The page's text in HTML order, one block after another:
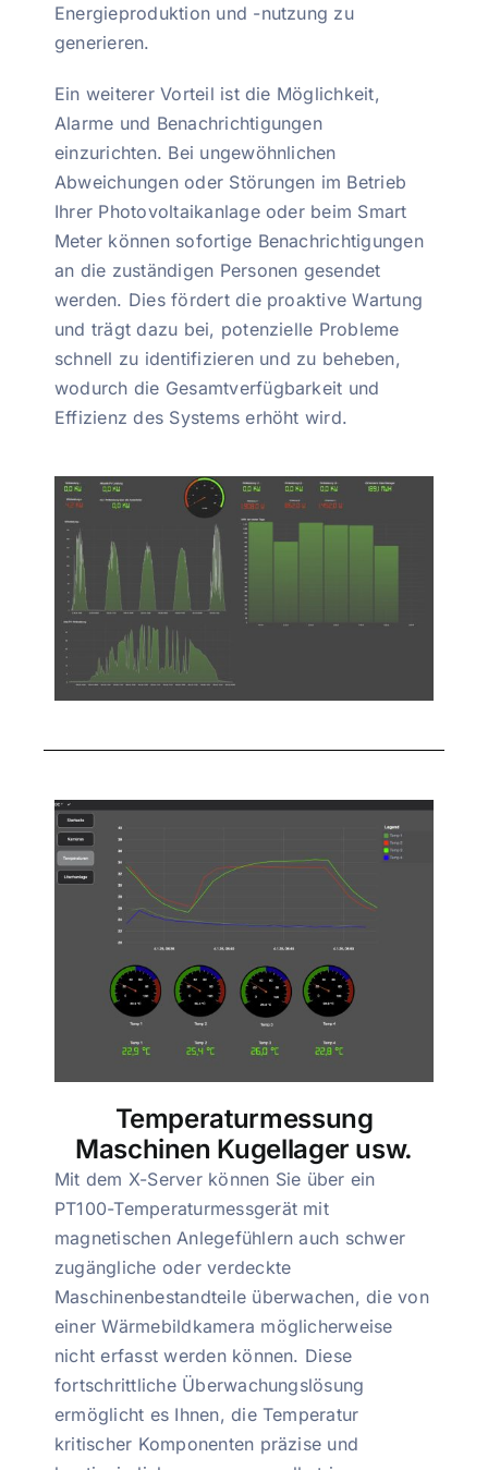
Energieproduktion und -nutzung zu
generieren.
Ein weiterer Vorteil ist die Möglichkeit,
Alarme und Benachrichtigungen
einzurichten. Bei ungewöhnlichen
Abweichungen oder Störungen im Betrieb
Ihrer Photovoltaikanlage oder beim Smart
Meter können sofortige Benachrichtigungen
an die zuständigen Personen gesendet
werden. Dies fördert die proaktive Wartung
und trägt dazu bei, potenzielle Probleme
schnell zu identifizieren und zu beheben,
wodurch die Gesamtverfügbarkeit und
Effizienz des Systems erhöht wird.
Temperaturmessung
Maschinen Kugellager usw.
Mit dem X-Server können Sie über ein
PT100-Temperaturmessgerät mit
magnetischen Anlegefühlern auch schwer
zugängliche oder verdeckte
Maschinenbestandteile überwachen, die von
einer Wärmebildkamera möglicherweise
nicht erfasst werden können. Diese
fortschrittliche Überwachungslösung
ermöglicht es Ihnen, die Temperatur
kritischer Komponenten präzise und